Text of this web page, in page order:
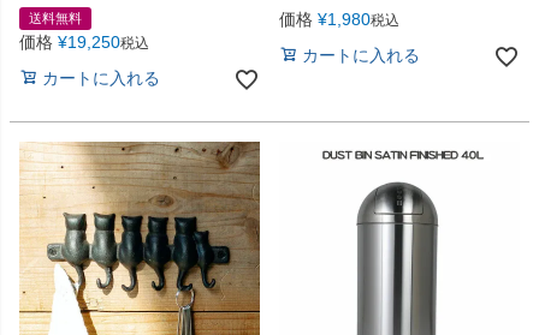
送料無料
価格 ¥19,250税込
カートに入れる
価格 ¥1,980税込
カートに入れる